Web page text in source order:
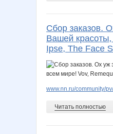
Сбор заказов.
Вашей
Ipse, The Face
www.nn.ru/community/
Читать полностью